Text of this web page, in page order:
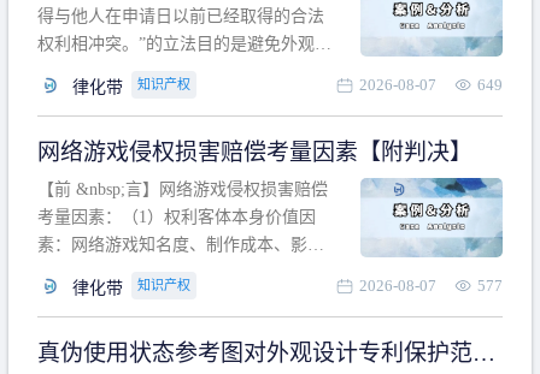
刮
得与他人在申请日以前已经取得的合法
权利相冲突。”的立法目的是避免外观设
冲突。基于此，凡是因该外观设计的实
于该款规定的规制范畴。“合法权利”不宜
作狭义解释，一般情况下，只要依法享
有的、在本专利申请日之
律化带 知识产权 2026-08-07 649
网络游戏侵权损害赔偿考量因素【附判决】
【前 &nbsp;言】网络游戏侵权损害赔偿
考量因素：（1）权利客体本身价值因
素：网络游戏知名度、制作成本、影响
利角度因素：被诉侵权游戏销售数量、
人数、活跃人数、市场占用率；（3）被
律化带 知识产权 2026-08-07 577
真伪使用状态参考图对外观设计专利保护范围